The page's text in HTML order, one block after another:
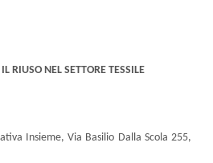
RIUSO NEL SETTORE TESSILE
Insieme, Via Basilio Dalla Scola 255,